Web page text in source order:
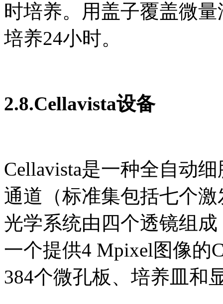
时培养。用盖子覆盖微量
培养24小时。
2.8.Cellavista设备
Cellavista是一种全自动
通道（标准集包括七个
光学系统由四个透镜组
一个提供4 Mpixel图像的
384个微孔板、培养皿和